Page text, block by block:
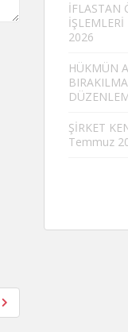
İFLASTAN
2026
HÜKMÜN
ŞİRKET
Temmuz